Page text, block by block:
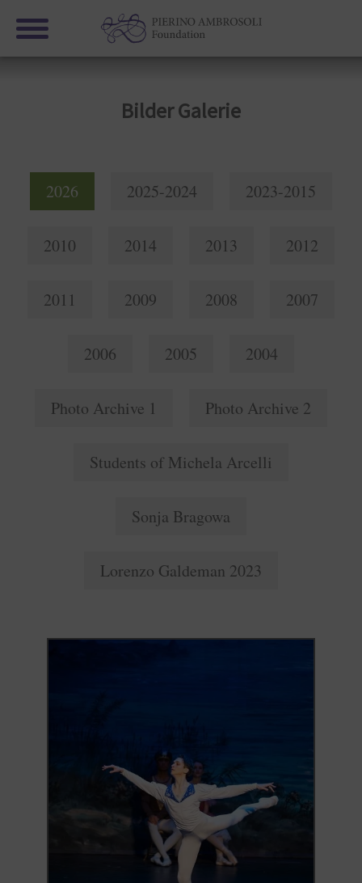
Bilder Galerie
2026 2025-2024 2023-2015
2010 2014 2013 2012
2011 2009 2008 2007
2006 2005 2004
Photo Archive 1 Photo Archive 2
Students of Michela Arcelli
Sonja Bragowa
Lorenzo Galdeman 2023